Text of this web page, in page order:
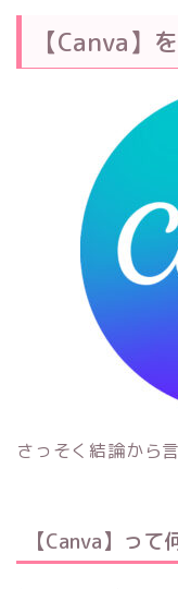
【Canva】
さっそく結論から
【Canva】って